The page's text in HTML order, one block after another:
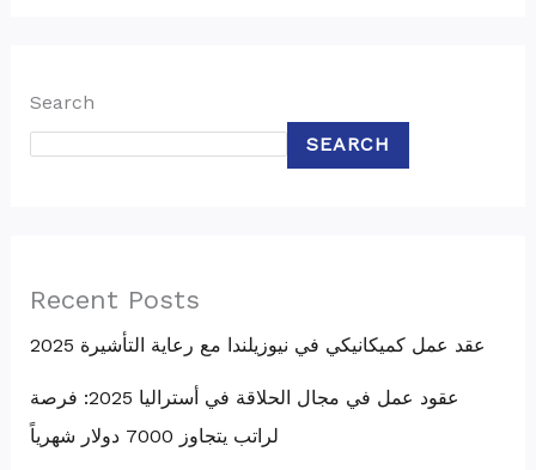
Search
SEARCH
Recent Posts
عقد عمل كميكانيكي في نيوزيلندا مع رعاية التأشيرة 2025
عقود عمل في مجال الحلاقة في أستراليا 2025: فرصة
لراتب يتجاوز 7000 دولار شهرياً